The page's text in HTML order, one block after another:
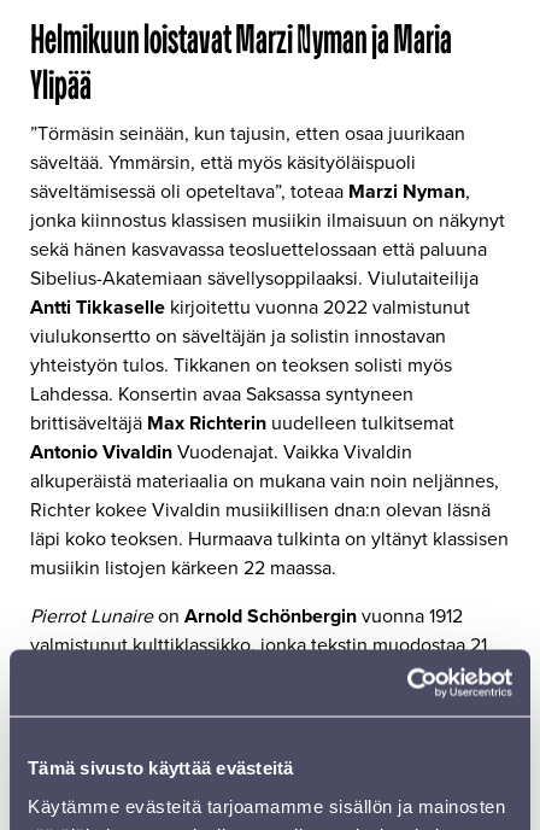
Tämä sivusto käyttää evästeitä
Käytämme evästeitä tarjoamamme sisällön ja mainosten
Helmikuun loistavat Marzi Nyman ja Maria
Ylipää
”Törmäsin seinään, kun tajusin, etten osaa juurikaan
säveltää. Ymmärsin, että myös käsityöläispuoli
säveltämisessä oli opeteltava”, toteaa Marzi Nyman,
jonka kiinnostus klassisen musiikin ilmaisuun on näkynyt
sekä hänen kasvavassa teosluettelossaan että paluuna
Sibelius-Akatemiaan sävellysoppilaaksi. Viulutaiteilija
Antti Tikkaselle kirjoitettu vuonna 2022 valmistunut
viulukonsertto on säveltäjän ja solistin innostavan
yhteistyön tulos. Tikkanen on teoksen solisti myös
Lahdessa. Konsertin avaa Saksassa syntyneen
brittisäveltäjä Max Richterin uudelleen tulkitsemat
Antonio VivaldinVuodenajat. Vaikka Vivaldin
alkuperäistä materiaalia on mukana vain noin neljännes,
Richter kokee Vivaldin musiikillisen dna:n olevan läsnä
läpi koko teoksen. Hurmaava tulkinta on yltänyt klassisen
musiikin listojen kärkeen 22 maassa.
Pierrot Lunaireon Arnold Schönberginvuonna 1912
valmistunut kulttiklassikko, jonka tekstin muodostaa 21
runoa kolmessa seitsemän runon ryhmässä. Runot
käsittelevät rakkautta, seksiä, Jumalan pilkkaa, väkivaltaa
Pierrot-klovnin hitaan sekoamisen tulkitsee näyttelijä
Carl Knif, ja konsertti toteutetaan yhteistyössä Lahden